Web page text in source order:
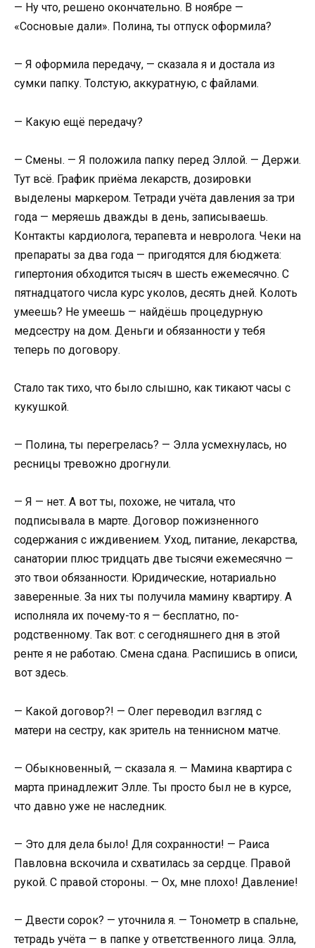
— Ну что, решено окончательно. В ноябре —
«Сосновые дали». Полина, ты отпуск оформила?
— Я оформила передачу, — сказала я и достала из
сумки папку. Толстую, аккуратную, с файлами.
— Какую ещё передачу?
— Смены. — Я положила папку перед Эллой. — Держи.
Тут всё. График приёма лекарств, дозировки
выделены маркером. Тетради учёта давления за три
года — меряешь дважды в день, записываешь.
Контакты кардиолога, терапевта и невролога. Чеки на
препараты за два года — пригодятся для бюджета:
гипертония обходится тысяч в шесть ежемесячно. С
пятнадцатого числа курс уколов, десять дней. Колоть
умеешь? Не умеешь — найдёшь процедурную
медсестру на дом. Деньги и обязанности у тебя
теперь по договору.
Стало так тихо, что было слышно, как тикают часы с
кукушкой.
— Полина, ты перегрелась? — Элла усмехнулась, но
ресницы тревожно дрогнули.
— Я — нет. А вот ты, похоже, не читала, что
подписывала в марте. Договор пожизненного
содержания с иждивением. Уход, питание, лекарства,
санатории плюс тридцать две тысячи ежемесячно —
это твои обязанности. Юридические, нотариально
заверенные. За них ты получила мамину квартиру. А
исполняла их почему-то я — бесплатно, по-
родственному. Так вот: с сегодняшнего дня в этой
ренте я не работаю. Смена сдана. Распишись в описи,
вот здесь.
— Какой договор?! — Олег переводил взгляд с
матери на сестру, как зритель на теннисном матче.
— Обыкновенный, — сказала я. — Мамина квартира с
марта принадлежит Элле. Ты просто был не в курсе,
что давно уже не наследник.
— Это для дела было! Для сохранности! — Раиса
Павловна вскочила и схватилась за сердце. Правой
рукой. С правой стороны. — Ох, мне плохо! Давление!
— Двести сорок? — уточнила я. — Тонометр в спальне,
тетрадь учёта — в папке у ответственного лица. Элла,